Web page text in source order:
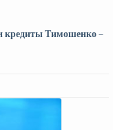
кредиты Тимошенко –